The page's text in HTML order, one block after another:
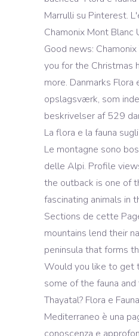
Marrulli su Pinterest.
Chamonix Mont
Good news:
you for the Christmas
more. Danmarks
opslagsværk, som
beskrivelser af 529
La flora e la fauna
Le montagne sono
delle Alpi. Profile
the outback is one of
fascinating animals in
Sections de cette
mountains lend their
peninsula that forms
Would you like to get
some of the fauna
Thayatal? Flora e
Mediterraneo è una